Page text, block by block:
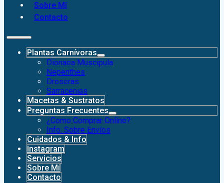
Sobre Mí
Contacto
Plantas Carnívoras
Dionaea Muscipula
Nepenthes
Droseras
Sarracenias
Macetas & Sustratos
Preguntas Frecuentes
¿Como Comprar Online?
Info. Sobre Envíos
Cuidados & Info
Instagram
Servicios
Sobre Mí
Contacto